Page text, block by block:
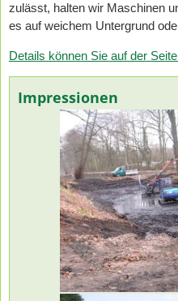
zulässt, halten wir Maschinen
es auf weichem Untergrund
Details können Sie auf der
Impressionen